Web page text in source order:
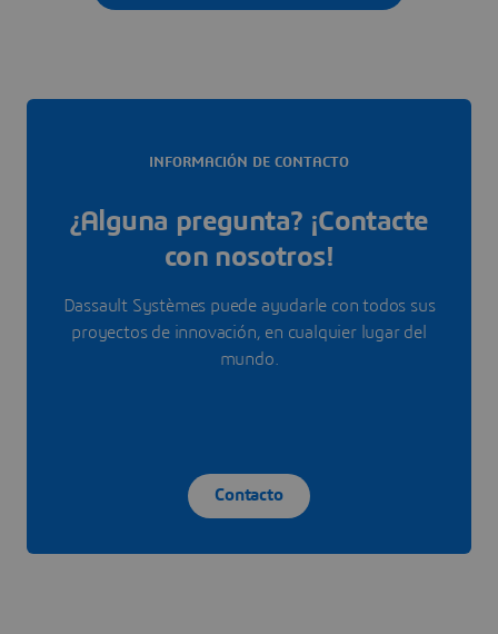
INFORMACIÓN DE CONTACTO
¿Alguna pregunta? ¡Contacte
con nosotros!
Dassault Systèmes puede ayudarle con todos sus
proyectos de innovación, en cualquier lugar del
mundo.
Contacto